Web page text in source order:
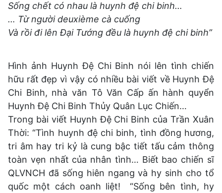
Sống chết có nhau là huynh đệ chi binh…
… Từ người deuxième cà cuống
Và rồi đi lên Ðại Tướng đều là huynh đệ chi binh”
Hình ảnh Huynh Đệ Chi Binh nói lên tình chiến
hữu rất đẹp vì vậy có nhiều bài viết về Huynh Đệ
Chi Binh, nhà văn Tô Văn Cấp ấn hành quyển
Huynh Đệ Chi Binh Thủy Quân Lục Chiến…
Trong bài viết Huynh Đệ Chi Binh của Trần Xuân
Thời: “Tình huynh đệ chi binh, tình đồng hương,
tri âm hay tri kỷ là cung bậc tiết tấu cảm thông
toàn vẹn nhất của nhân tình… Biết bao chiến sĩ
QLVNCH đã sống hiên ngang và hy sinh cho tổ
quốc một cách oanh liệt! “Sống bên tình, hy